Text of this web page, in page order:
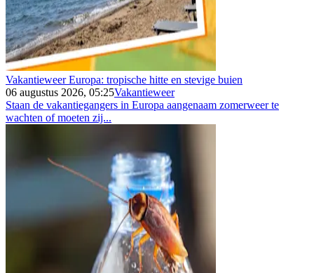
Vakantieweer Europa: tropische hitte en stevige buien
06 augustus 2026, 05:25Vakantieweer
Staan de vakantiegangers in Europa aangenaam zomerweer te
wachten of moeten zij...